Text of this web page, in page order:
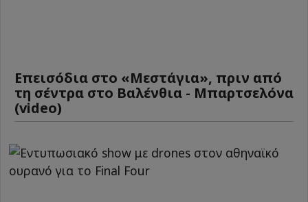
Επεισόδια στο «Μεστάγια», πριν από
τη σέντρα στο Βαλένθια - Μπαρτσελόνα
(video)